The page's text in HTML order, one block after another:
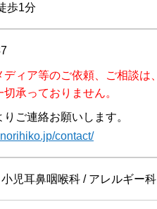
歩1分
ディア等のご依頼、ご相談は、
承っておりません。
ご連絡お願いします。
contact/
児耳鼻咽喉科 / アレルギー科